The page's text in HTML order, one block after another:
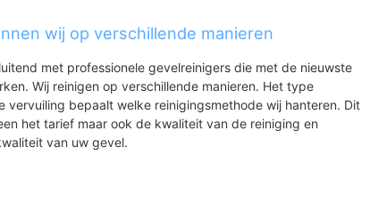
wij op verschillende manieren
met professionele gevelreinigers die met de nieuwste
Wij reinigen op verschillende manieren. Het type
vervuiling bepaalt welke reinigingsmethode wij hanteren. Dit
het tarief maar ook de kwaliteit van de reiniging en
van uw gevel.